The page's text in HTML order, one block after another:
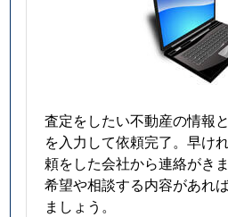
査定をしたい不動産の情報
を入力して依頼完了。早け
頼をした会社から連絡がきま
希望や相談する内容があれ
ましょう。